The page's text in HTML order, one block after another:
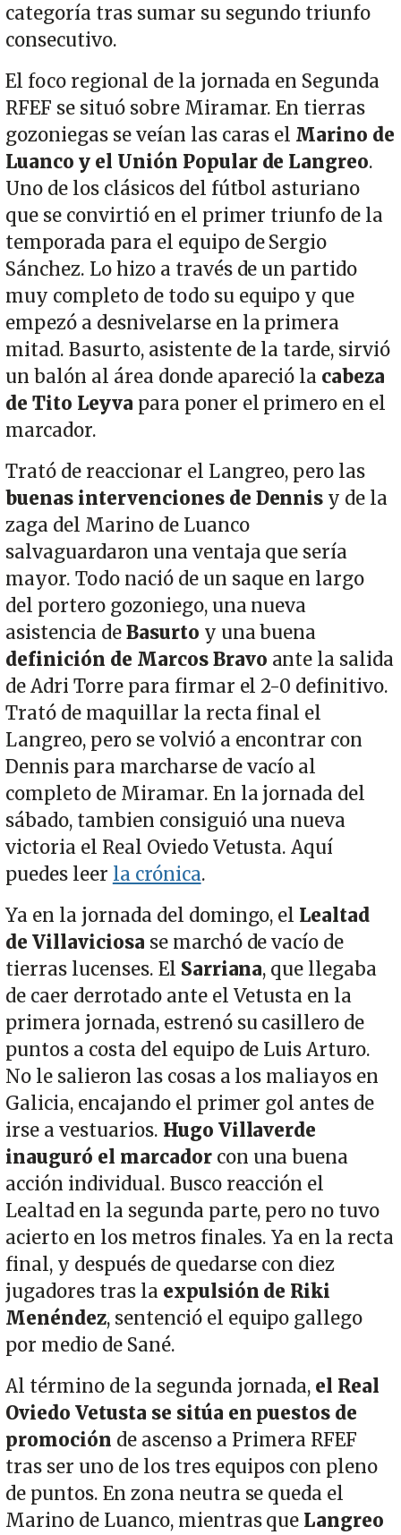
categoría tras sumar su segundo triunfo
consecutivo.
El foco regional de la jornada en Segunda
RFEF se situó sobre Miramar. En tierras
gozoniegas se veían las caras el Marino de
Luanco y el Unión Popular de Langreo.
Uno de los clásicos del fútbol asturiano
que se convirtió en el primer triunfo de la
temporada para el equipo de Sergio
Sánchez. Lo hizo a través de un partido
muy completo de todo su equipo y que
empezó a desnivelarse en la primera
mitad. Basurto, asistente de la tarde, sirvió
un balón al área donde apareció la cabeza
de Tito Leyva para poner el primero en el
marcador.
Trató de reaccionar el Langreo, pero las
buenas intervenciones de Dennis y de la
zaga del Marino de Luanco
salvaguardaron una ventaja que sería
mayor. Todo nació de un saque en largo
del portero gozoniego, una nueva
asistencia deBasurto y una buena
definición de Marcos Bravo ante la salida
de Adri Torre para firmar el 2-0 definitivo.
Trató de maquillar la recta final el
Langreo, pero se volvió a encontrar con
Dennis para marcharse de vacío al
completo de Miramar. En la jornada del
sábado, tambien consiguió una nueva
victoria el Real Oviedo Vetusta. Aquí
puedes leer la crónica.
Ya en la jornada del domingo, el Lealtad
de Villaviciosa se marchó de vacío de
tierras lucenses. El Sarriana, que llegaba
de caer derrotado ante el Vetusta en la
primera jornada, estrenó su casillero de
puntos a costa del equipo de Luis Arturo.
No le salieron las cosas a los maliayos en
Galicia, encajando el primer gol antes de
irse a vestuarios. Hugo Villaverde
inauguró el marcadorcon una buena
acción individual. Busco reacción el
Lealtad en la segunda parte, pero no tuvo
acierto en los metros finales. Ya en la recta
final, y después de quedarse con diez
jugadores tras la expulsión de Riki
Menéndez, sentenció el equipo gallego
por medio de Sané.
Al término de la segunda jornada, el Real
Oviedo Vetusta se sitúa en puestos de
promoción de ascenso a Primera RFEF
tras ser uno de los tres equipos con pleno
de puntos. En zona neutra se queda el
Marino de Luanco, mientras que Langreo